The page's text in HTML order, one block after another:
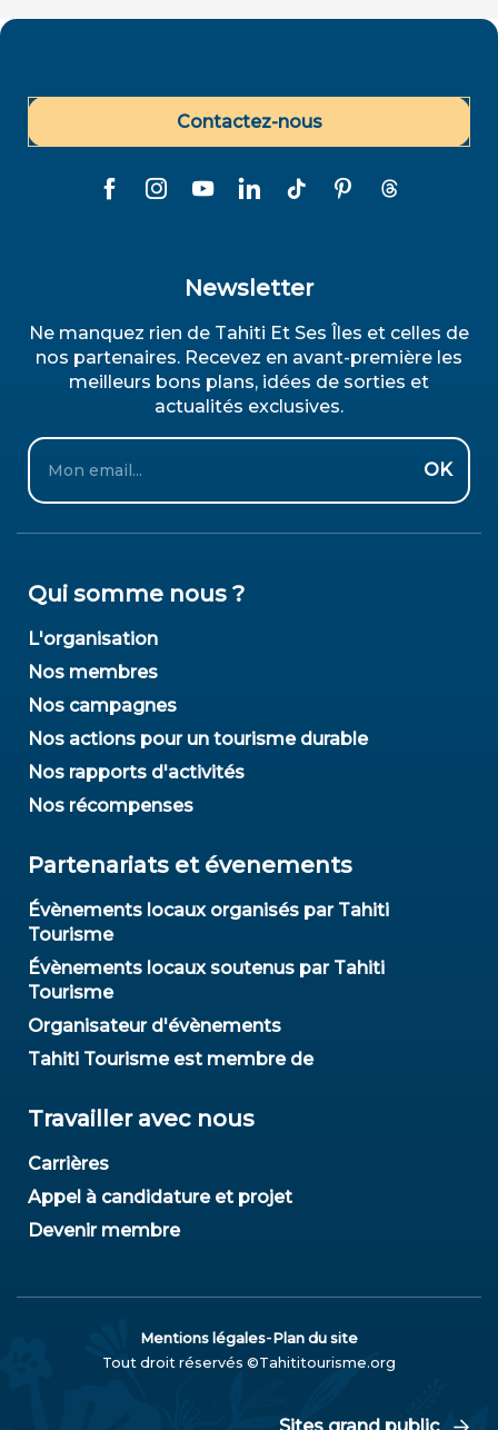
Contactez-nous
Newsletter
Ne manquez rien de Tahiti Et Ses Îles et celles de
nos partenaires. Recevez en avant-première les
meilleurs bons plans, idées de sorties et
actualités exclusives.
Email
OK
Qui somme nous ?
L'organisation
Nos membres
Nos campagnes
Nos actions pour un tourisme durable
Nos rapports d'activités
Nos récompenses
Partenariats et évenements
Évènements locaux organisés par Tahiti
Tourisme
Évènements locaux soutenus par Tahiti
Tourisme
Organisateur d'évènements
Tahiti Tourisme est membre de
Travailler avec nous
Carrières
Appel à candidature et projet
Devenir membre
Mentions légales-Plan du site
Tout droit réservés ©Tahititourisme.org